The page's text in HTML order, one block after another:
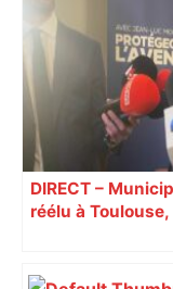
DIRECT –
réélu à